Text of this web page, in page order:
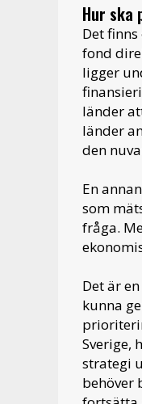
Hur ska
Det
fond
ligger
länder
länder
den
En
som
fråga.
Det är
kunna
Sverige,
strategi
behöver